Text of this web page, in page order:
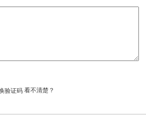
看不清楚？